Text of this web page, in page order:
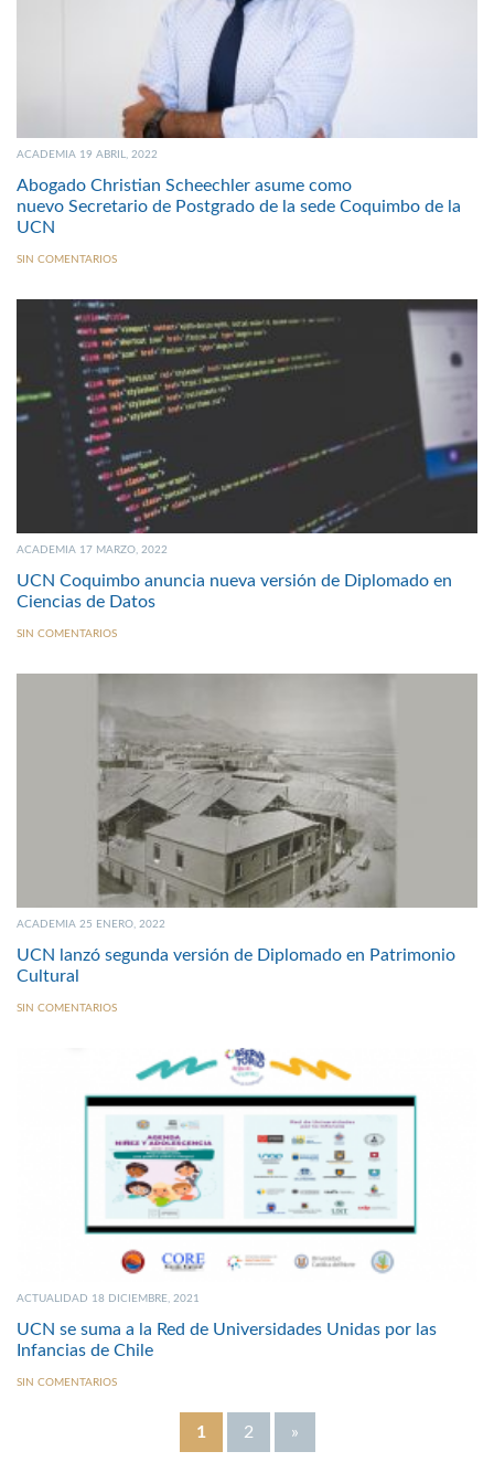
ACADEMIA 19 ABRIL, 2022
Abogado Christian Scheechler asume como
nuevo Secretario de Postgrado de la sede Coquimbo de la
UCN
SIN COMENTARIOS
ACADEMIA 17 MARZO, 2022
UCN Coquimbo anuncia nueva versión de Diplomado en
Ciencias de Datos
SIN COMENTARIOS
ACADEMIA 25 ENERO, 2022
UCN lanzó segunda versión de Diplomado en Patrimonio
Cultural
SIN COMENTARIOS
ACTUALIDAD 18 DICIEMBRE, 2021
UCN se suma a la Red de Universidades Unidas por las
Infancias de Chile
SIN COMENTARIOS
1 2 »